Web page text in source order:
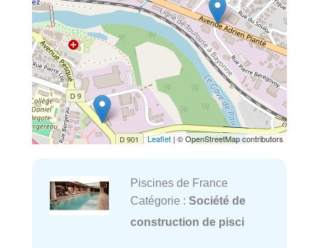
Leaflet | © OpenStreetMap contributors
Piscines de France
Catégorie : Société de
construction de pisci